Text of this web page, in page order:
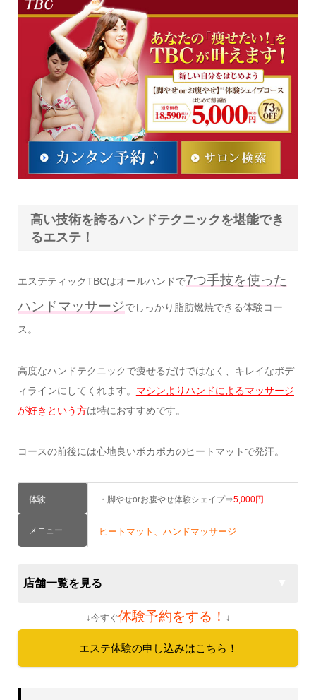
高い技術を誇るハンドテクニックを堪能でき
るエステ！
エステティックTBCはオールハンドで7つ手技を使った
ハンドマッサージでしっかり脂肪燃焼できる体験コー
ス。
高度なハンドテクニックで痩せるだけではなく、キレイなボデ
ィラインにしてくれます。 マシンよりハンドによるマッサージ
が好きという方は特におすすめです。
コースの前後には心地良いポカポカのヒートマットで発汗。
体験 ・脚やせorお腹やせ体験シェイプ⇒5,000円
メニュー ヒートマット、ハンドマッサージ
店舗一覧を見る
↓今すぐ体験予約をする！ ↓
エステ体験の申し込みはこちら！